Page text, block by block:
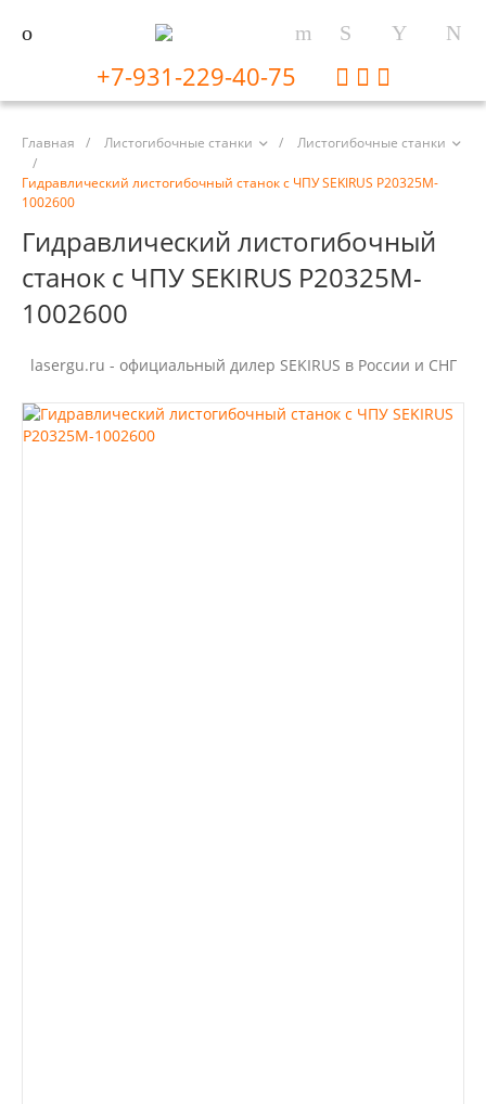
+7-931-229-40-75
Главная / Листогибочные станки /
Листогибочные станки
/
Гидравлический листогибочный станок с ЧПУ SEKIRUS P20325M-
1002600
Гидравлический листогибочный
станок с ЧПУ SEKIRUS P20325M-
1002600
lasergu.ru - официальный дилер SEKIRUS в России и СНГ